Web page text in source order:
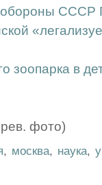
СССР
зоопарка в
фото)
, москва, наука,